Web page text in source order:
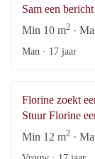
Sam een
Min 10 m2 ·
Man · 17 jaar
Florine zoekt
Stuur Florine
Min 12 m2 ·